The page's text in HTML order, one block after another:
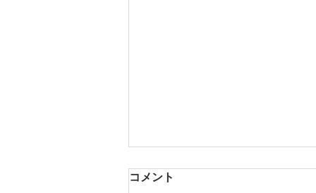
コメント